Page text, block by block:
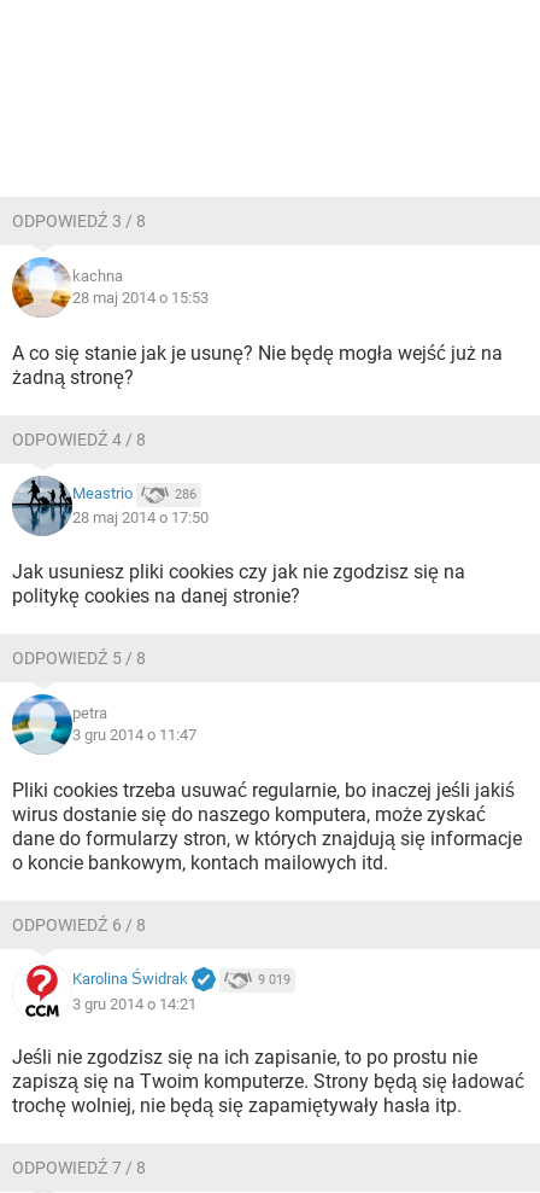
ODPOWIEDŹ 3 / 8
kachna
28 maj 2014 o 15:53
A co się stanie jak je usunę? Nie będę mogła wejść już na
żadną stronę?
ODPOWIEDŹ 4 / 8
Meastrio 286
28 maj 2014 o 17:50
Jak usuniesz pliki cookies czy jak nie zgodzisz się na
politykę cookies na danej stronie?
ODPOWIEDŹ 5 / 8
petra
3 gru 2014 o 11:47
Pliki cookies trzeba usuwać regularnie, bo inaczej jeśli jakiś
wirus dostanie się do naszego komputera, może zyskać
dane do formularzy stron, w których znajdują się informacje
o koncie bankowym, kontach mailowych itd.
ODPOWIEDŹ 6 / 8
Karolina Świdrak 9 019
3 gru 2014 o 14:21
Jeśli nie zgodzisz się na ich zapisanie, to po prostu nie
zapiszą się na Twoim komputerze. Strony będą się ładować
trochę wolniej, nie będą się zapamiętywały hasła itp.
ODPOWIEDŹ 7 / 8